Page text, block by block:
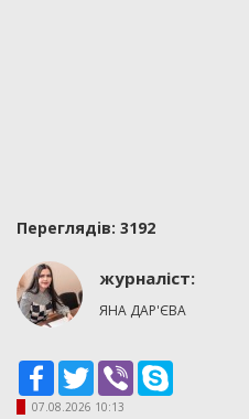
Переглядiв: 3192
журналіст:
ЯНА ДАР'ЄВА
Facebook
TwitterViber
07.08.2026 10:13